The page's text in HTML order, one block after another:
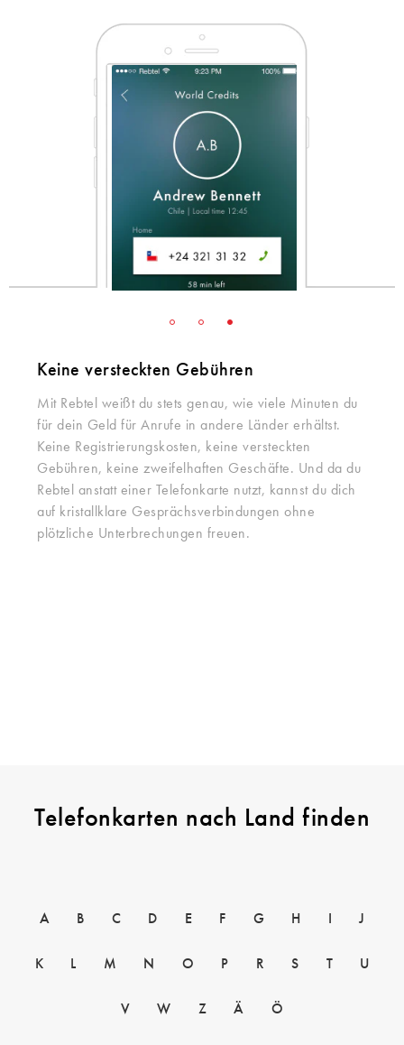
Keine versteckten Gebühren
Mit Rebtel weißt du stets genau, wie viele Minuten du
für dein Geld für Anrufe in andere Länder erhältst.
Keine Registrierungskosten, keine versteckten
Gebühren, keine zweifelhaften Geschäfte. Und da du
Rebtel anstatt einer Telefonkarte nutzt, kannst du dich
auf kristallklare Gesprächsverbindungen ohne
plötzliche Unterbrechungen freuen.
Telefonkarten nach Land finden
A B C D E F G H J
K L M N O P R S T U
V W Z Ä Ö